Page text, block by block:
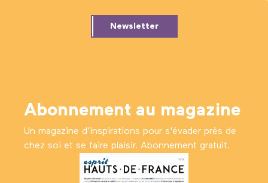
Newsletter
Abonnement au magazine
Un magazine d’inspirations pour s'évader près de
chez soi et se faire plaisir. Abonnement gratuit.